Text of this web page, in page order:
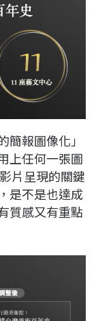
報圖像化」
上任何一張圖
片呈現的關鍵
是不是也達成
質感又有重點